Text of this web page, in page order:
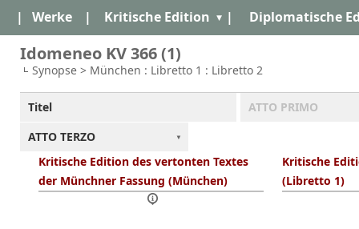
| Werke | Kritische Edition | Diplomatische
Idomeneo KV 366 (1)
Synopse > München : Libretto 1 : Libretto 2
Titel
ATTO PRIMO
ATTO TERZO
Kritische Edition des vertonten Textes
der Münchner Fassung (München)
Kritische
(Libretto 1)